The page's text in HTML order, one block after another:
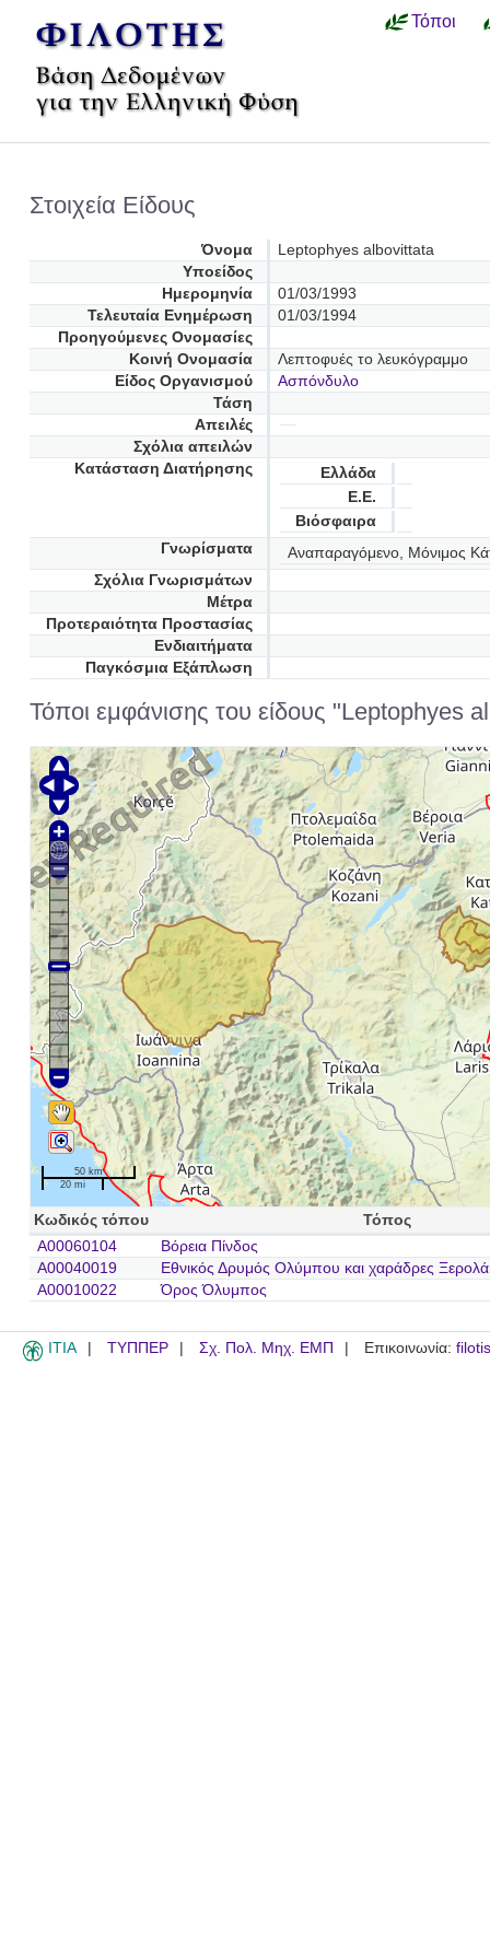
Τόποι
Στοιχεία Είδους
Όνομα
Leptophyes albovittata
Υποείδος
Ημερομηνία
01/03/1993
Τελευταία Ενημέρωση
01/03/1994
Προηγούμενες Oνομασίες
Κοινή Ονομασία
Λεπτοφυές το λευκόγραμμο
Είδος Οργανισμού
Ασπόνδυλο
Τάση
Απειλές
Σχόλια απειλών
Κατάσταση Διατήρησης
Ελλάδα
Ε.Ε.
Βιόσφαιρα
Γνωρίσματα
Αναπαραγόμενο, Μόνιμος
Σχόλια Γνωρισμάτων
Μέτρα
Προτεραιότητα Προστασίας
Ενδιαιτήματα
Παγκόσμια Εξάπλωση
Τόποι εμφάνισης του είδους "Leptophyes
50 km
20 mi
Κωδικός τόπου
Τόπος
A00060104
Βόρεια Πίνδος
A00040019
Εθνικός Δρυμός Ολύμπου και χαράδρες
A00010022
Όρος Όλυμπος
ITIA ΤΥΠΠΕΡ Σχ. Πολ. Μηχ. ΕΜΠ Επικοινωνία: